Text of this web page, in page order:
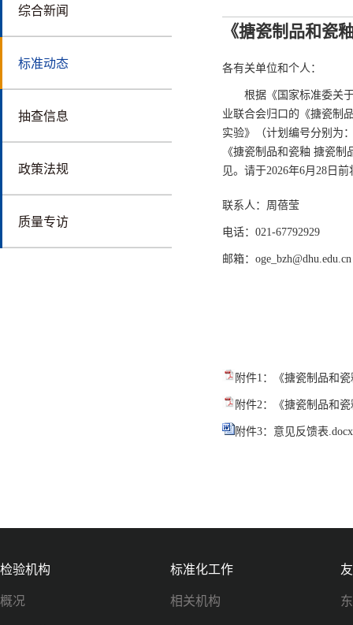
综合新闻
标准动态
抽查信息
政策法规
质量专访
《搪瓷制品和瓷
各有关单位和个人：
根据《国家标准委关
业联合会归口的《搪瓷制
实验》（计划编号分别为
《搪瓷制品和瓷釉 搪瓷
见。请于2026年6月28日
联系人：周蓓莹
电话：021-67792929
邮箱：oge_bzh@dhu.edu.cn
附件1：《搪瓷制品和
附件2：《搪瓷制品和
附件3：意见反馈表.docx
检验机构
概况
标准化工作
相关机构